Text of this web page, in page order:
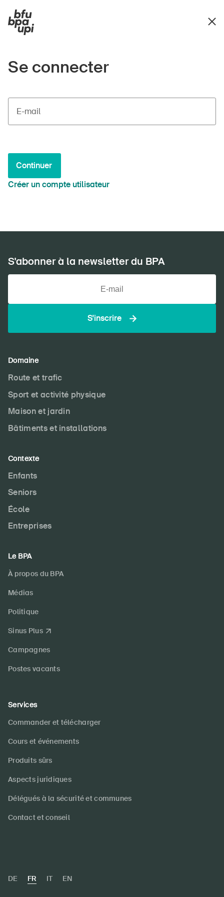
Se connecter
E-mail
Continuer
Créer un compte utilisateur
S'abonner à la newsletter du BPA
S'inscrire
Domaine
Route et trafic
Sport et activité physique
Maison et jardin
Bâtiments et installations
Contexte
Enfants
Seniors
École
Entreprises
Le BPA
À propos du BPA
Médias
Politique
Sinus Plus
Campagnes
Postes vacants
Services
Commander et télécharger
Cours et événements
Produits sûrs
Aspects juridiques
Délégués à la sécurité et communes
Contact et conseil
DE FR IT EN